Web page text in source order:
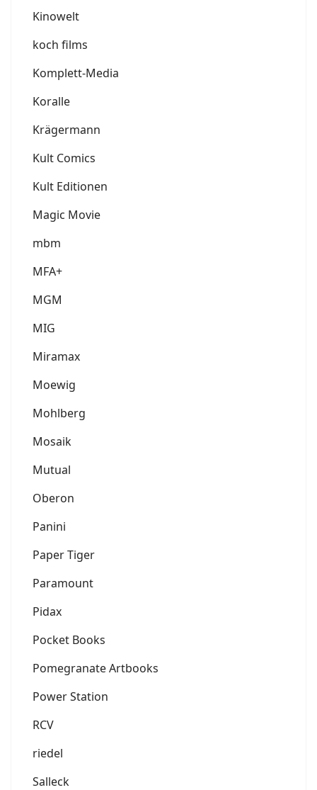
Kinowelt
koch films
Komplett-Media
Koralle
Krägermann
Kult Comics
Kult Editionen
Magic Movie
mbm
MFA+
MGM
MIG
Miramax
Moewig
Mohlberg
Mosaik
Mutual
Oberon
Panini
Paper Tiger
Paramount
Pidax
Pocket Books
Pomegranate Artbooks
Power Station
RCV
riedel
Salleck